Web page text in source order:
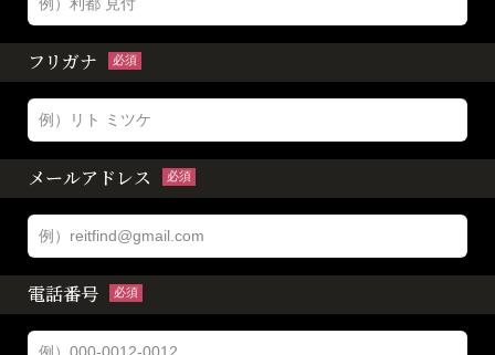
フリガナ 必須
メールアドレス 必須
電話番号 必須